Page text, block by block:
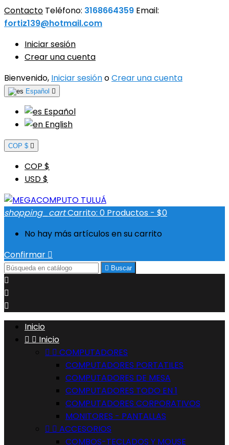
Contacto Teléfono: 3168664359 Email:
fortiz139@hotmail.com
Iniciar sesión
Crear una cuenta
Bienvenido, Iniciar sesiónoCrear una cuenta
Español 
Español
English
COP $ 
COP $
USD $
shopping_cartCarrito: 0 Productos - $0
No hay más artículos en su carrito
Confirmar 
 Buscar



Inicio
  Inicio
  COMPUTADORES
COMPUTADORES PORTATILES
COMPUTADORES DE MESA
COMPUTADORES TODO EN 1
COMPUTADORES CORPORATIVOS
MONITORES - PANTALLAS
  ACCESORIOS
COMBOS-TECLADOS Y MOUSE